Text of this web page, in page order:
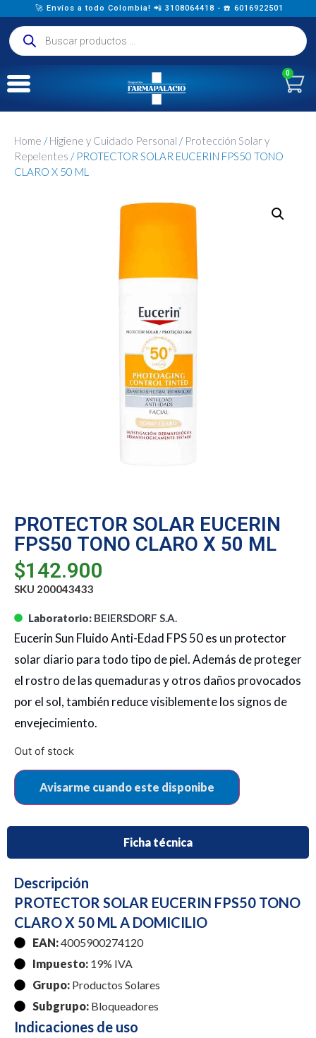
🚀 Envíos a todo Colombia! 📲 3108064418 - ☎️ 6016922501
0
Home /Higiene y Cuidado Personal / Protección Solar y
Repelentes / PROTECTOR SOLAR EUCERIN FPS50 TONO
CLARO X 50 ML
PROTECTOR SOLAR EUCERIN
FPS50 TONO CLARO X 50 ML
$142.900
SKU 200043433
Laboratorio: BEIERSDORF S.A.
Eucerin Sun Fluido Anti-Edad FPS 50 es un protector
solar diario para todo tipo de piel. Además de proteger
el rostro de las quemaduras y otros daños provocados
por el sol, también reduce visiblemente los signos de
envejecimiento.
Out of stock
Ficha técnica
Descripción
PROTECTOR SOLAR EUCERIN FPS50 TONO
CLARO X 50 ML A DOMICILIO
EAN:4005900274120
Impuesto: 19% IVA
Grupo: Productos Solares
Subgrupo: Bloqueadores
Indicaciones de uso